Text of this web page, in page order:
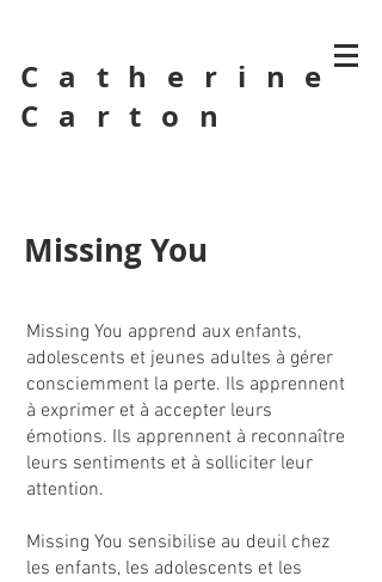
Catherine
Carton
Missing You
Missing You apprend aux enfants,
adolescents et jeunes adultes à gérer
consciemment la perte. Ils apprennent
à exprimer et à accepter leurs
émotions. Ils apprennent à reconnaître
leurs sentiments et à solliciter leur
attention.
Missing You sensibilise au deuil chez
les enfants, les adolescents et les